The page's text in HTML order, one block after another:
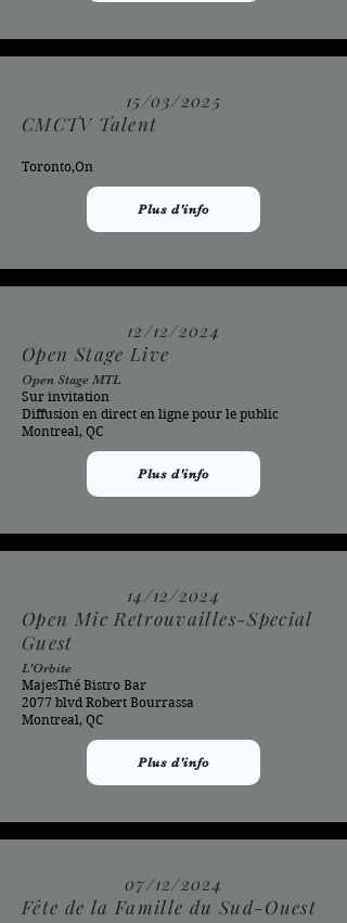
15/03/2025
CMCTV Talent
Toronto,On
Plus d'info
12/12/2024
Open Stage Live
Open Stage MTL
Sur invitation
Diffusion en direct en ligne pour le public
Montreal, QC
Plus d'info
14/12/2024
Open Mic Retrouvailles-Special
Guest
L'Orbite
MajesThé Bistro Bar
2077 blvd Robert Bourrassa
Montreal, QC
Plus d'info
07/12/2024
Fête de la Famille du Sud-Ouest